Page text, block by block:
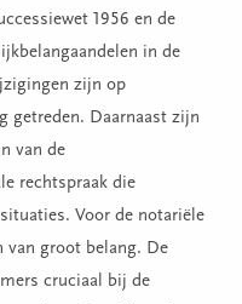
1956 en de
in de
zijn op
getreden. Daarnaast zijn
van de
rechtspraak die
Voor de notariële
van groot belang. De
cruciaal bij de